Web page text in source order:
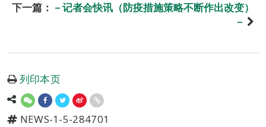
下一篇： －记者会快讯（防疫措施策略不断作出改变）
－
列印本页
NEWS-1-5-284701